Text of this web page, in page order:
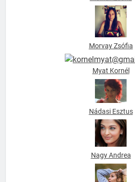
Molnár Zsóka
Morvay Zsófia
Myat Kornél
Nádasi Esztus
Nagy Andrea